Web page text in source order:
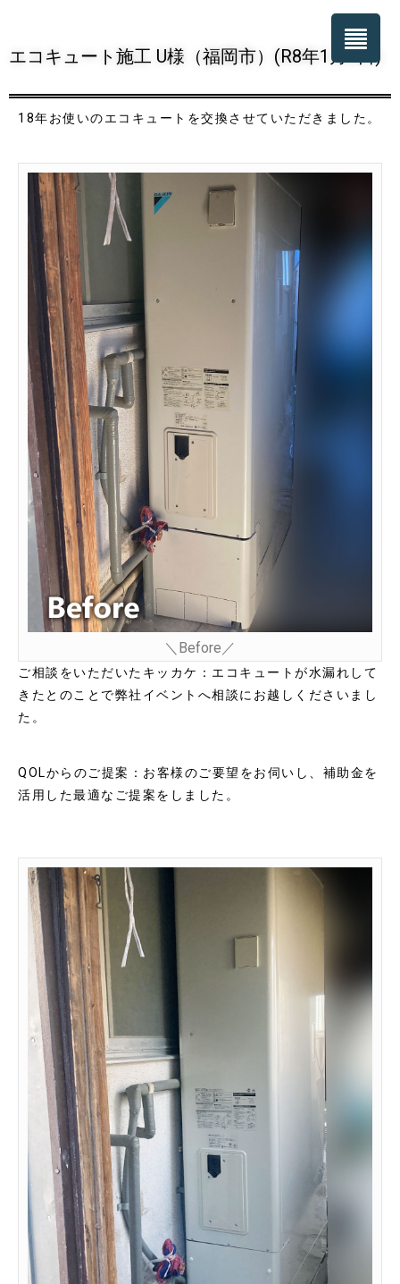
エコキュート施工 U様（福岡市）(R8年1月8日)
18年お使いのエコキュートを交換させていただきました。
＼Before／
ご相談をいただいたキッカケ：エコキュートが水漏れして
きたとのことで弊社イベントへ相談にお越しくださいまし
た。
QOLからのご提案：お客様のご要望をお伺いし、補助金を
活用した最適なご提案をしました。